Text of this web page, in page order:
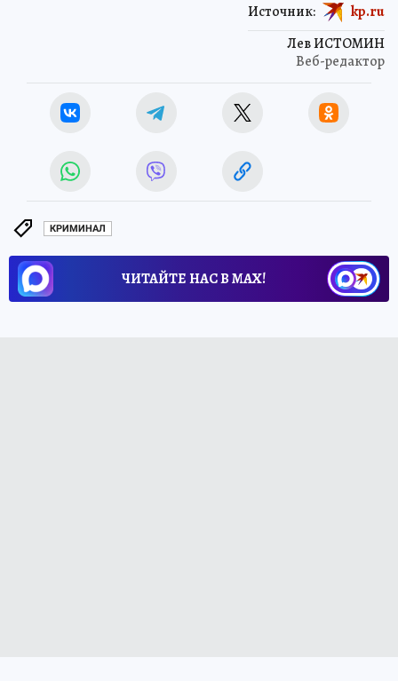
Лев ИСТОМИН
Веб-редактор
Источник: kp.ru
КРИМИНАЛ
ЧИТАЙТЕ НАС В МАХ!